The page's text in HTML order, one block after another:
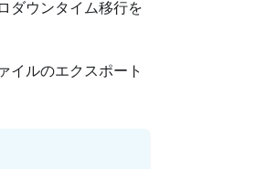
ダウンタイム移行を
イルのエクスポート